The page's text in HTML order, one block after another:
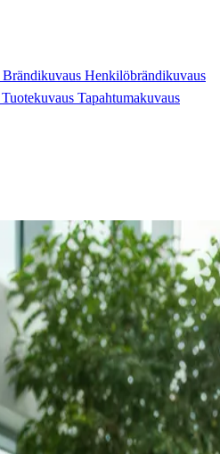
Brändikuvaus Henkilöbrändikuvaus
Tuotekuvaus Tapahtumakuvaus